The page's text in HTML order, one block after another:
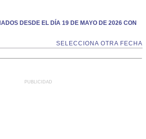
DESDE EL DÍA 19 DE MAYO DE 2026 CON
SELECCIONA OTRA FECHA
PUBLICIDAD